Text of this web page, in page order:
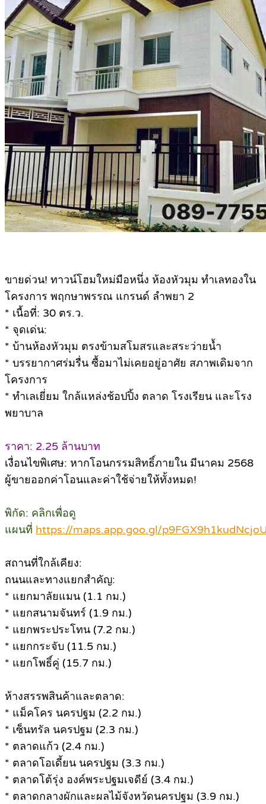
ขายด่วน! ทาวน์โฮมใหม่มือหนึ่ง ห้องหัวมุม ทำเลทองใน
โครงการ พฤกษาพรรณ แกรนด์ ลำพยา 2
* เนื้อที่: 30 ตร.ว.
* จุดเด่น:
* บ้านห้องหัวมุม ตรงข้ามสโมสรและสระว่ายน้ำ
* บรรยากาศร่มรื่น ซื้อมาไม่เคยอยู่อาศัย สภาพเดิมจาก
โครงการ
* ทำเลเยี่ยม ใกล้แหล่งช้อปปิ้ง ตลาด โรงเรียน และโรง
พยาบาล
ราคา: 2.25 ล้านบาท
เงื่อนไขพิเศษ: หากโอนกรรมสิทธิ์ภายใน มีนาคม 2568
ผู้ขายออกค่าโอนและค่าใช้จ่ายให้ทั้งหมด!
พิกัด: คลิกเพื่อดู
แผนที่ https://maps.app.goo.gl/
สถานที่ใกล้เคียง:
ถนนและทางแยกสำคัญ:
* แยกมาลัยแมน (1.1 กม.)
* แยกสนามจันทร์ (1.9 กม.)
* แยกพระประโทน (7.2 กม.)
* แยกกระจับ (11.5 กม.)
* แยกโพธิ์คู่ (15.7 กม.)
ห้างสรรพสินค้าและตลาด:
* แม็คโคร นครปฐม (2.2 กม.)
* เซ็นทรัล นครปฐม (2.3 กม.)
* ตลาดแก้ว (2.4 กม.)
* ตลาดโอเดี้ยน นครปฐม (3.3 กม.)
* ตลาดโต้รุ่ง องค์พระปฐมเจดีย์ (3.4 กม.)
* ตลาดกลางผักและผลไม้จังหวัดนครปฐม (3.9 กม.)